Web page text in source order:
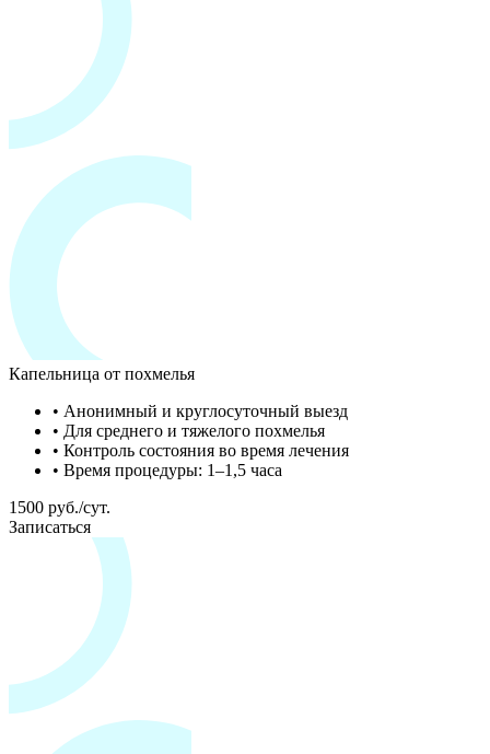
Капельница от похмелья
• Анонимный и круглосуточный выезд
• Для среднего и тяжелого похмелья
• Контроль состояния во время лечения
• Время процедуры: 1–1,5 часа
1500 руб./сут.
Записаться